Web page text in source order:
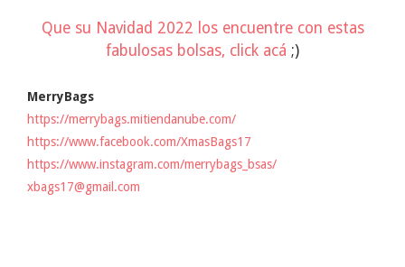
Que su Navidad 2022 los encuentre con estas
fabulosas bolsas, click acá ;)
MerryBags
https://merrybags.mitiendanube.com/
https://www.facebook.com/XmasBags17
https://www.instagram.com/merrybags_bsas/
xbags17@gmail.com